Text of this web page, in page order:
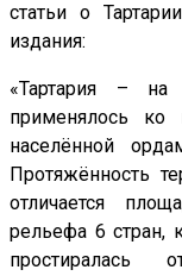
статьи о
издания:
«Тартария – на
применялось ко
населённой
Протяжённость
отличается
рельефа 6 стран,
простиралась